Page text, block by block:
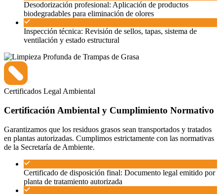
Desodorización profesional: Aplicación de productos
biodegradables para eliminación de olores
Inspección técnica: Revisión de sellos, tapas, sistema de
ventilación y estado estructural
Certificados Legal Ambiental
Certificación Ambiental y Cumplimiento Normativo
Garantizamos que los residuos grasos sean transportados y tratados
en plantas autorizadas. Cumplimos estrictamente con las normativas
de la Secretaría de Ambiente.
Certificado de disposición final: Documento legal emitido por
planta de tratamiento autorizada